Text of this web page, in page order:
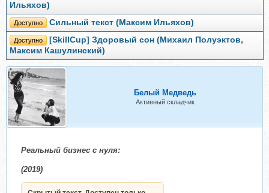
Ильяхов)
Доступно Сильный текст (Максим Ильяхов)
Доступно
[SkillCup] Здоровый сон (Михаил Полуэктов,
Максим Кашулинский)
Белый Медведь
Активный складчик
Реальный бизнес с нуля:
(2019)